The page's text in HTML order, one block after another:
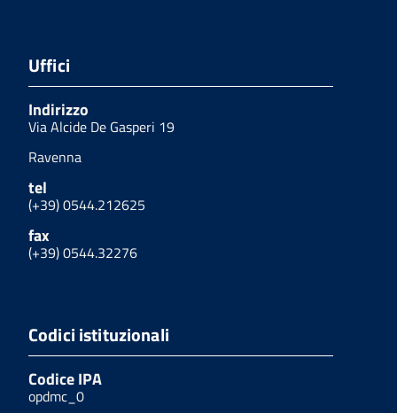
Uffici
Indirizzo
Via Alcide De Gasperi 19
Ravenna
tel
(+39) 0544.212625
fax
(+39) 0544.32276
Codici istituzionali
Codice IPA
opdmc_0